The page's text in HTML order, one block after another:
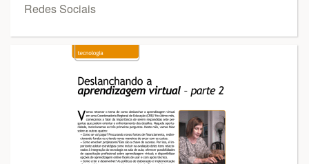
Redes Sociais